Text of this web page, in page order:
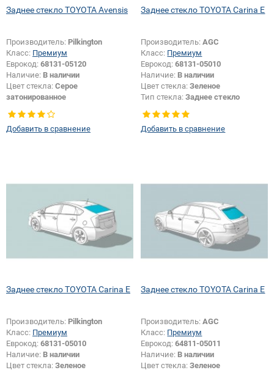
Заднее стекло TOYOTA Avensis
Производитель: Pilkington
Класс: Премиум
Еврокод: 68131-05120
Наличие: В наличии
Цвет стекла: Серое
затонированное
Добавить в сравнение
Заднее стекло TOYOTA Carina E
Производитель:AGC
Класс: Премиум
Еврокод:68131-05010
Наличие: В наличии
Цвет стекла:Зеленое
Тип стекла:Заднее стекло
Добавить в сравнение
Заднее стекло TOYOTA Carina E
Производитель: Pilkington
Класс: Премиум
Еврокод: 68131-05010
Наличие: В наличии
Цвет стекла: Зеленое
Заднее стекло TOYOTA Carina E
Производитель:AGC
Класс: Премиум
Еврокод:64811-05011
Наличие: В наличии
Цвет стекла:Зеленое